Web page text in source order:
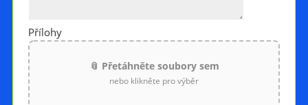
Přílohy
📎 Přetáhněte soubory sem
nebo klikněte pro výběr